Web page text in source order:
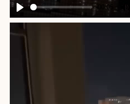
Play
-00:05